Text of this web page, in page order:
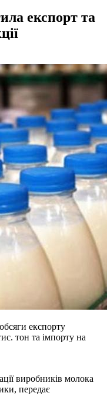
експорт та
експорту
тон та імпорту на
виробників молока
передає